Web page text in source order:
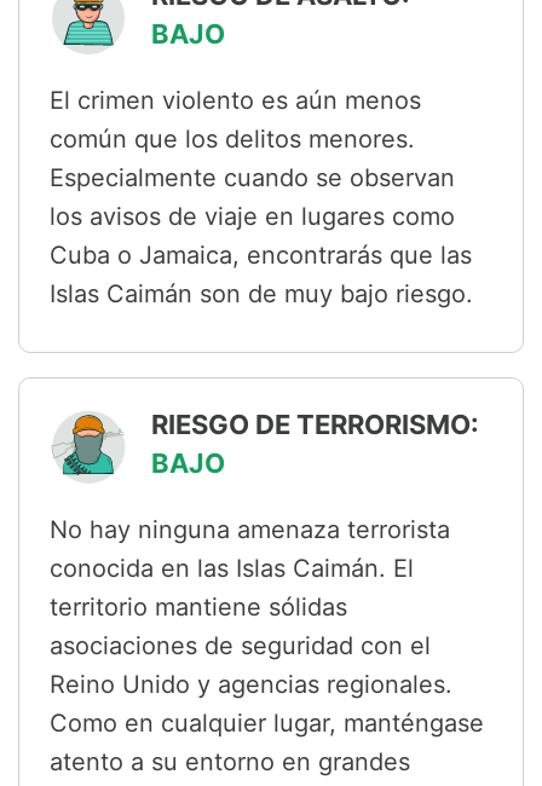
BAJO
El crimen violento es aún menos
común que los delitos menores.
Especialmente cuando se observan
los avisos de viaje en lugares como
Cuba o Jamaica, encontrarás que las
Islas Caimán son de muy bajo riesgo.
RIESGO DE TERRORISMO:
BAJO
No hay ninguna amenaza terrorista
conocida en las Islas Caimán. El
territorio mantiene sólidas
asociaciones de seguridad con el
Reino Unido y agencias regionales.
Como en cualquier lugar, manténgase
atento a su entorno en grandes